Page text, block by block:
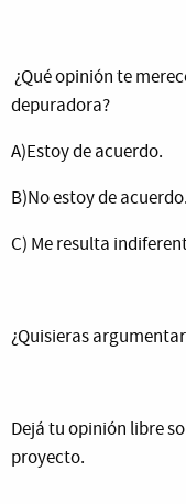
¿Qué opinión te
depuradora?
A)Estoy de acuerdo.
B)No estoy de acuerdo.
C) Me resulta
¿Quisieras
Dejá tu opinión libre
proyecto.